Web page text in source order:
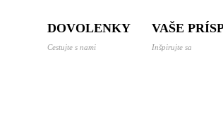
DOVOLENKY
Cestujte s nami
VAŠE
Inšpirujte sa